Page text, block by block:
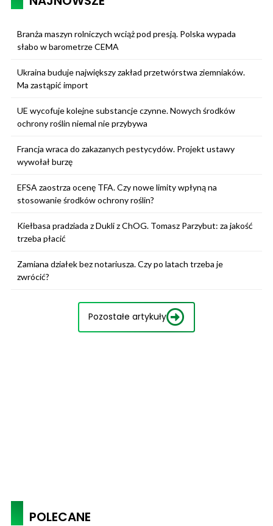
Branża maszyn rolniczych wciąż pod presją. Polska wypada
słabo w barometrze CEMA
Ukraina buduje największy zakład przetwórstwa ziemniaków.
Ma zastąpić import
UE wycofuje kolejne substancje czynne. Nowych środków
ochrony roślin niemal nie przybywa
Francja wraca do zakazanych pestycydów. Projekt ustawy
wywołał burzę
EFSA zaostrza ocenę TFA. Czy nowe limity wpłyną na
stosowanie środków ochrony roślin?
Kiełbasa pradziada z Dukli z ChOG. Tomasz Parzybut: za jakość
trzeba płacić
Zamiana działek bez notariusza. Czy po latach trzeba je
zwrócić?
Pozostałe artykuły
POLECANE